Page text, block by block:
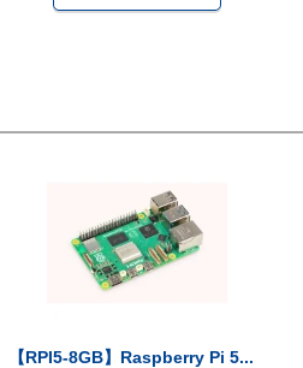
【RPI5-8GB】Raspberry Pi 5...